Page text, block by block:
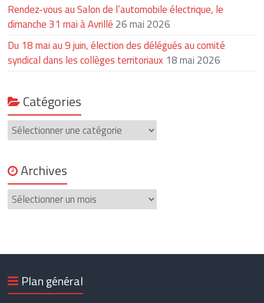
Rendez-vous au Salon de l’automobile électrique, le
dimanche 31 mai à Avrillé 26 mai 2026
Du 18 mai au 9 juin, élection des délégués au comité
syndical dans les collèges territoriaux 18 mai 2026
Catégories
Catégories
Archives
Archives
Plan général